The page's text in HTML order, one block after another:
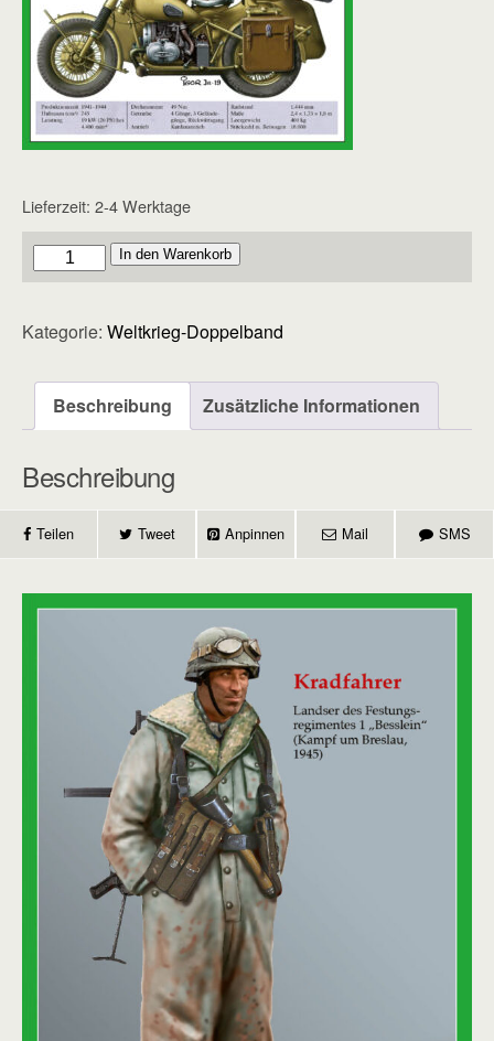
Lieferzeit: 2-4 Werktage
Doppelband
-
69
In den Warenkorb
Kategorie: Weltkrieg-Doppelband
Beschreibung Zusätzliche Informationen
Beschreibung
Teilen Tweet Anpinnen Mail SMS